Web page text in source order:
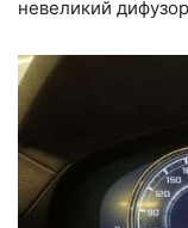
невеликий